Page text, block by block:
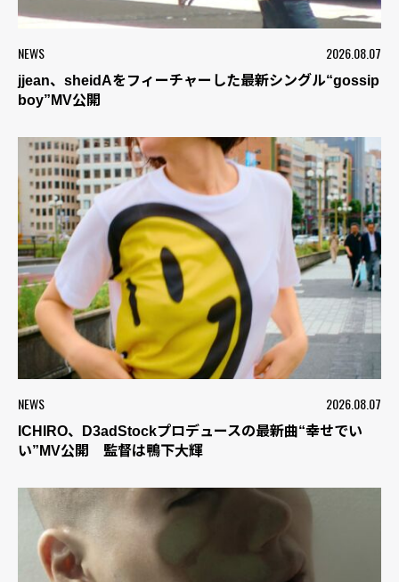
NEWS 2026.08.07
jjean、sheidAをフィーチャーした最新シングル“gossip
boy”MV公開
NEWS 2026.08.07
ICHIRO、D3adStockプロデュースの最新曲“幸せでい
い”MV公開 監督は鴨下大輝